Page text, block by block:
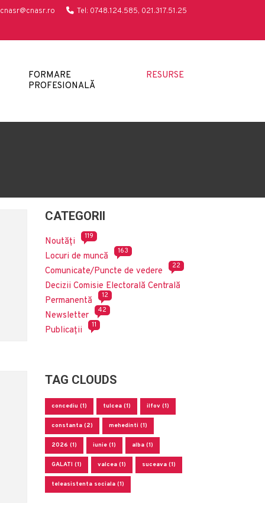
cnasr@cnasr.ro Tel: 0748.124.585, 021.317.51.25
FORMARE
PROFESIONALĂ
RESURSE
CATEGORII
Noutăți 119
Locuri de muncă 163
Comunicate/Puncte de vedere 22
Decizii Comisie Electorală Centrală
Permanentă
12
Newsletter 42
Publicații 11
TAG CLOUDS
concediu (1) tulcea (1) ilfov (1)
constanta (2) mehedinti (1)
2026 (1) iunie (1) alba (1)
GALATI (1) valcea (1) suceava (1)
teleasistenta sociala (1)